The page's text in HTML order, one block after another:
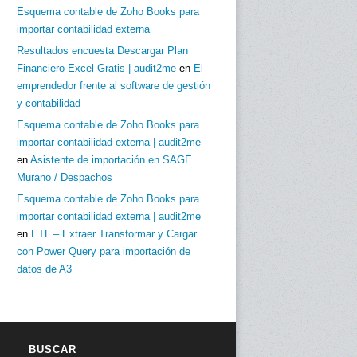
Esquema contable de Zoho Books para
importar contabilidad externa
Resultados encuesta Descargar Plan
Financiero Excel Gratis | audit2me en El
emprendedor frente al software de gestión
y contabilidad
Esquema contable de Zoho Books para
importar contabilidad externa | audit2me
en Asistente de importación en SAGE
Murano / Despachos
Esquema contable de Zoho Books para
importar contabilidad externa | audit2me
en ETL – Extraer Transformar y Cargar
con Power Query para importación de
datos de A3
BUSCAR